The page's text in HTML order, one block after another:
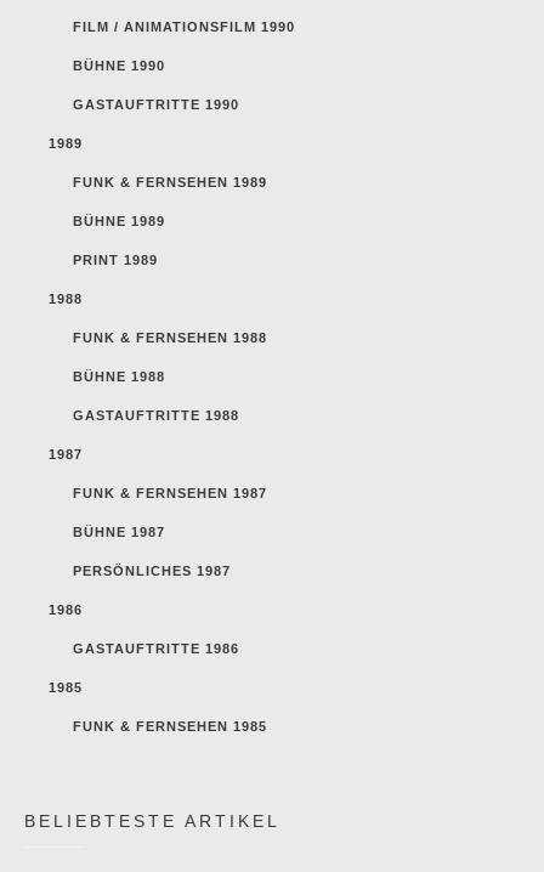
FILM / ANIMATIONSFILM 1990
BÜHNE 1990
GASTAUFTRITTE 1990
1989
FUNK & FERNSEHEN 1989
BÜHNE 1989
PRINT 1989
1988
FUNK & FERNSEHEN 1988
BÜHNE 1988
GASTAUFTRITTE 1988
1987
FUNK & FERNSEHEN 1987
BÜHNE 1987
PERSÖNLICHES 1987
1986
GASTAUFTRITTE 1986
1985
FUNK & FERNSEHEN 1985
BELIEBTESTE ARTIKEL